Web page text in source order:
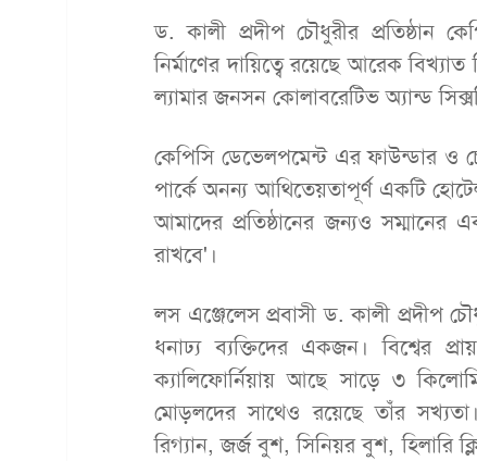
ড. কালী প্রদীপ চৌধুরীর প্রতিষ্ঠান
নির্মাণের দায়িত্বে রয়েছে আরেক
ল্যামার জনসন কোলাবরেটিভ অ্যান্ড
কেপিসি ডেভেলপমেন্ট এর ফাউন্ডার ও
পার্কে অনন্য আথিতেয়তাপূর্ণ একটি
আমাদের প্রতিষ্ঠানের জন্যও সম্মানের
রাখবে'।
লস এঞ্জেলেস প্রবাসী ড. কালী প্রদীপ
ধনাঢ্য ব্যক্তিদের একজন। বিশ্বের
ক্যালিফোর্নিয়ায় আছে সাড়ে ৩
মোড়লদের সাথেও রয়েছে তাঁর সখ্যতা।
রিগ্যান, জর্জ বুশ, সিনিয়র বুশ, হিলারি